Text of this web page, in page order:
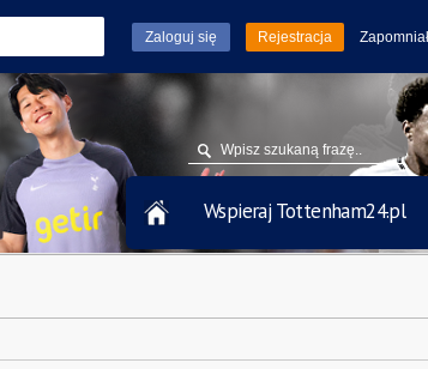
Rejestracja
Wspieraj Tottenham24.pl